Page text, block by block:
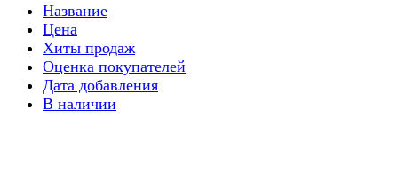
Название
Цена
Хиты продаж
Оценка покупателей
Дата добавления
В наличии